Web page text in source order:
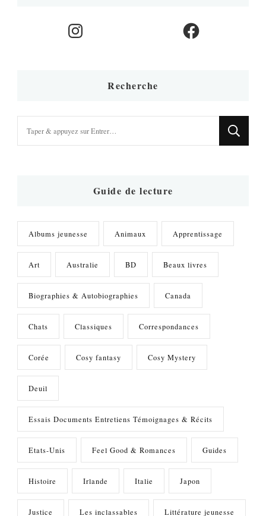
Instagram Facebook
Recherche
Guide de lecture
Albums jeunesse Animaux Apprentissage
Art Australie BD Beaux livres
Biographies & Autobiographies Canada
Chats Classiques Correspondances
Corée Cosy fantasy Cosy Mystery
Deuil
Essais Documents Entretiens Témoignages & Récits
Etats-Unis Feel Good & Romances Guides
Histoire Irlande Italie Japon
Justice Les inclassables Littérature jeunesse